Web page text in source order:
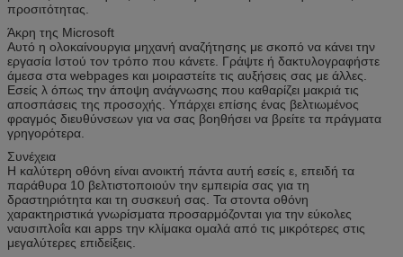
προσιτότητας.
Άκρη της Microsoft
Αυτό η ολοκαίνουργια μηχανή αναζήτησης με σκοπό να κάνει την
εργασία Ιστού τον τρόπο που κάνετε. Γράψτε ή δακτυλογραφήστε
άμεσα στα webpages και μοιραστείτε τις αυξήσεις σας με άλλες.
Εσείς λ όπως την άποψη ανάγνωσης που καθαρίζει μακριά τις
αποσπάσεις της προσοχής. Υπάρχει επίσης ένας βελτιωμένος
φραγμός διευθύνσεων για να σας βοηθήσει να βρείτε τα πράγματα
γρηγορότερα.
Συνέχεια
Η καλύτερη οθόνη είναι ανοικτή πάντα αυτή εσείς ε, επειδή τα
παράθυρα 10 βελτιστοποιούν την εμπειρία σας για τη
δραστηριότητα και τη συσκευή σας. Τα στοντα οθόνη
χαρακτηριστικά γνωρίσματα προσαρμόζονται για την εύκολες
ναυσιπλοΐα και apps την κλίμακα ομαλά από τις μικρότερες στις
μεγαλύτερες επιδείξεις.